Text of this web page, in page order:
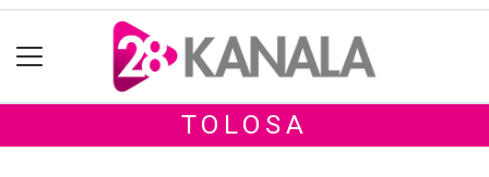
TOLOSA